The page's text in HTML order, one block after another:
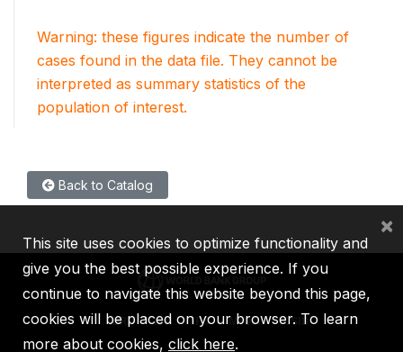
Warning: these figures indicate the number of
cases found in the data file. They cannot be
interpreted as summary statistics of the
population of interest.
Back to Catalog
IBRD IDA IFC MIGA ICSID
This site uses cookies to optimize functionality and
give you the best possible experience. If you
continue to navigate this website beyond this page,
cookies will be placed on your browser. To learn
more about cookies, click here.
×